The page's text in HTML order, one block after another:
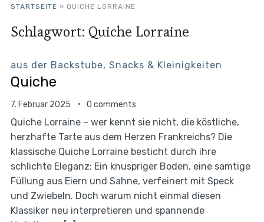
STARTSEITE » QUICHE LORRAINE
Schlagwort: Quiche Lorraine
aus der Backstube, Snacks & Kleinigkeiten
Quiche
7. Februar 2025 0 comments
Quiche Lorraine – wer kennt sie nicht, die köstliche,
herzhafte Tarte aus dem Herzen Frankreichs? Die
klassische Quiche Lorraine besticht durch ihre
schlichte Eleganz: Ein knuspriger Boden, eine samtige
Füllung aus Eiern und Sahne, verfeinert mit Speck
und Zwiebeln. Doch warum nicht einmal diesen
Klassiker neu interpretieren und spannende